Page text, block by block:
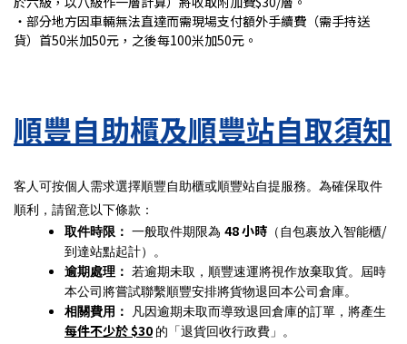
・部分地方因車輛無法直達而需現場支付額外手續費（需手持送
貨）首50米加50元，之後每100米加50元。
順豐自助櫃及順豐站自取須知
客人可按個人需求選擇順豐自助櫃或順豐站自提服務。為確保取件
順利，請留意以下條款：
取件時限： 一般取件期限為 48小時 （自包裹放入智能櫃/
到達站點起計）。
逾期處理： 若逾期未取，順豐速運將視作放棄取貨。屆時
本公司將嘗試聯繫順豐安排將貨物退回本公司倉庫。
相關費用：
凡因逾期未取而導致退回倉庫的訂單，將產生
每件不少於$30 的「退貨回收行政費」。